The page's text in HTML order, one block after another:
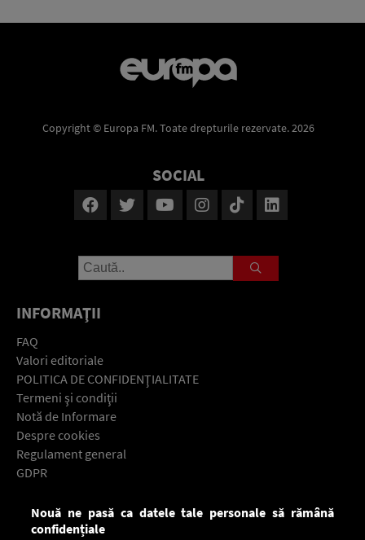
Copyright © Europa FM. Toate drepturile rezervate. 2026
SOCIAL
INFORMAŢII
FAQ
Valori editoriale
POLITICA DE CONFIDENŢIALITATE
Termeni şi condiţii
Notă de Informare
Despre cookies
Regulament general
GDPR
Descarcă gratuit aplicaţia Europa FM pentru smartphone:
Nouă ne pasă ca datele tale personale să rămână
confidențiale